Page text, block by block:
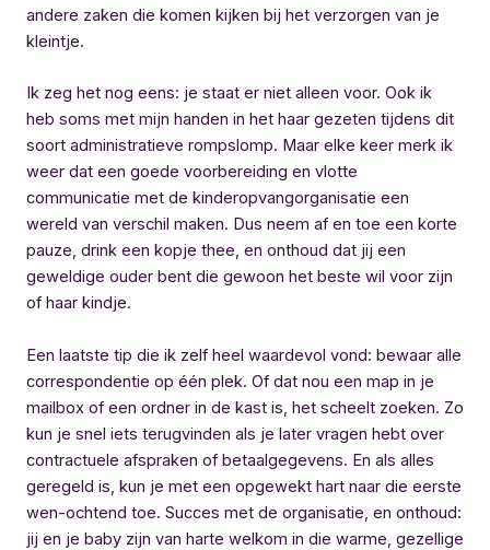
andere zaken die komen kijken bij het verzorgen van je
kleintje.
Ik zeg het nog eens: je staat er niet alleen voor. Ook ik
heb soms met mijn handen in het haar gezeten tijdens dit
soort administratieve rompslomp. Maar elke keer merk ik
weer dat een goede voorbereiding en vlotte
communicatie met de kinderopvangorganisatie een
wereld van verschil maken. Dus neem af en toe een korte
pauze, drink een kopje thee, en onthoud dat jij een
geweldige ouder bent die gewoon het beste wil voor zijn
of haar kindje.
Een laatste tip die ik zelf heel waardevol vond: bewaar alle
correspondentie op één plek. Of dat nou een map in je
mailbox of een ordner in de kast is, het scheelt zoeken. Zo
kun je snel iets terugvinden als je later vragen hebt over
contractuele afspraken of betaalgegevens. En als alles
geregeld is, kun je met een opgewekt hart naar die eerste
wen-ochtend toe. Succes met de organisatie, en onthoud:
jij en je baby zijn van harte welkom in die warme, gezellige